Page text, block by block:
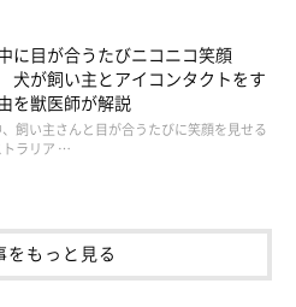
宅避難をする場合、愛犬のウンチ
ご存じですか？
、地域に寄生虫や感染症が蔓延す
ります。
タイプのビニール類に密閉し、生
に目が合うたびニコニコ笑顔
が飼い主とアイコンタクトをす
を獣医師が解説
飼い主さんと目が合うたびに笑顔を見せる
トラリア …
をもっと見る